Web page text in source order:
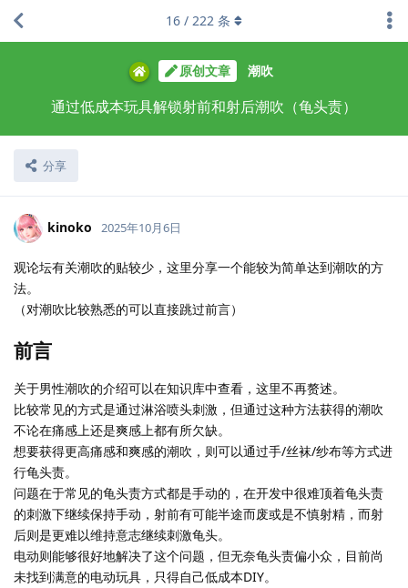
原创文章 潮吹
通过低成本玩具解锁射前和射后潮吹（龟头责）
分享
16 / 222 条
kinoko 2025年10月6日
观论坛有关潮吹的贴较少，这里分享一个能较为简单达到潮吹的方
法。
（对潮吹比较熟悉的可以直接跳过前言）
前言
关于男性潮吹的介绍可以在知识库中查看，这里不再赘述。
比较常见的方式是通过淋浴喷头刺激，但通过这种方法获得的潮吹
不论在痛感上还是爽感上都有所欠缺。
想要获得更高痛感和爽感的潮吹，则可以通过手/丝袜/纱布等方式进
行龟头责。
问题在于常见的龟头责方式都是手动的，在开发中很难顶着龟头责
的刺激下继续保持手动，射前有可能半途而废或是不慎射精，而射
后则是更难以维持意志继续刺激龟头。
电动则能够很好地解决了这个问题，但无奈龟头责偏小众，目前尚
未找到满意的电动玩具，只得自己低成本DIY。